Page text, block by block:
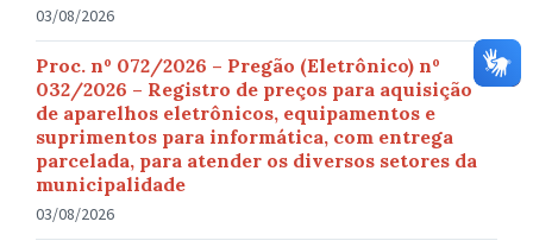
03/08/2026
Proc. nº 072/2026 – Pregão (Eletrônico) nº
032/2026 – Registro de preços para aquisição
de aparelhos eletrônicos, equipamentos e
suprimentos para informática, com entrega
parcelada, para atender os diversos setores da
municipalidade
03/08/2026